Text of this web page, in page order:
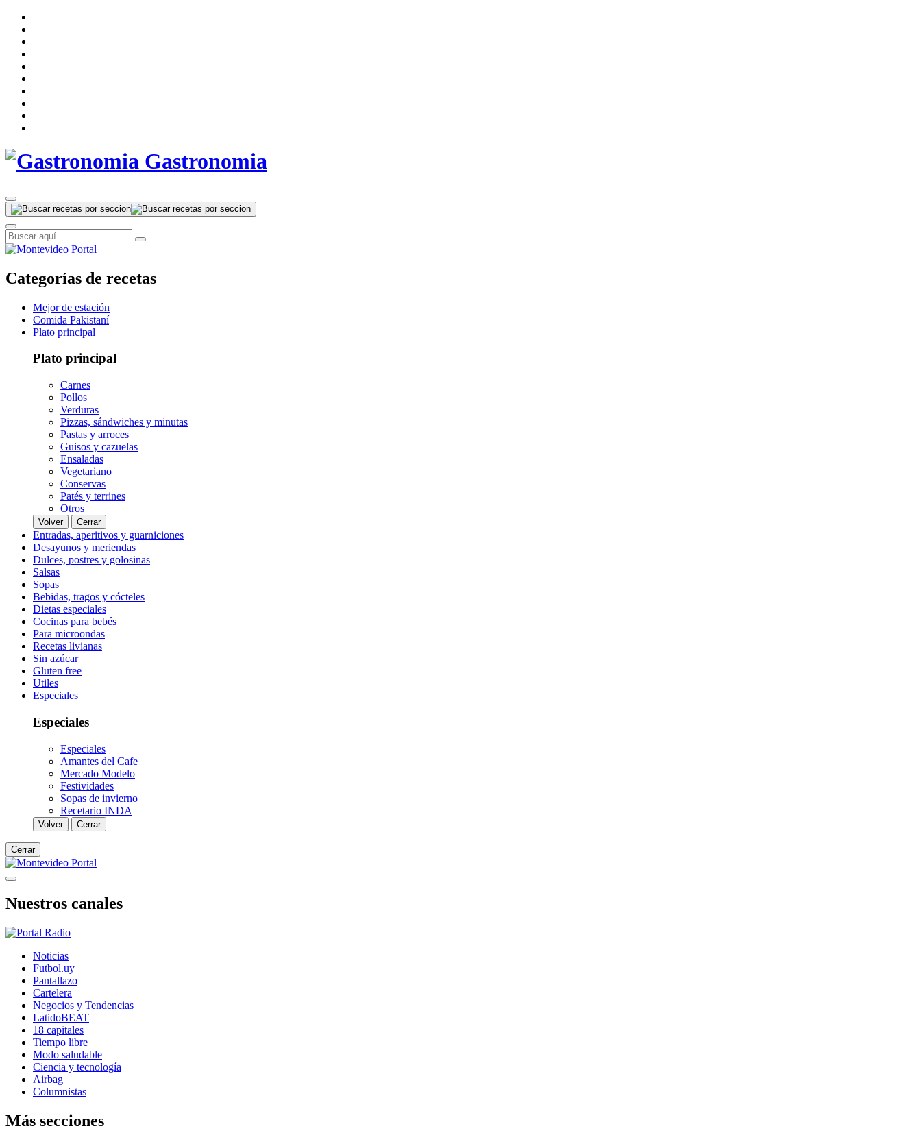
Gastronomia
Categorías de recetas
Mejor de estación
Comida Pakistaní
Plato principal
Plato principal
Carnes
Pollos
Verduras
Pizzas, sándwiches y minutas
Pastas y arroces
Guisos y cazuelas
Ensaladas
Vegetariano
Conservas
Patés y terrines
Otros
Volver Cerrar
Entradas, aperitivos y guarniciones
Desayunos y meriendas
Dulces, postres y golosinas
Salsas
Sopas
Bebidas, tragos y cócteles
Dietas especiales
Cocinas para bebés
Para microondas
Recetas livianas
Sin azúcar
Gluten free
Utiles
Especiales
Especiales
Especiales
Amantes del Cafe
Mercado Modelo
Festividades
Sopas de invierno
Recetario INDA
Volver Cerrar
Cerrar
Nuestros canales
Noticias
Futbol.uy
Pantallazo
Cartelera
Negocios y Tendencias
LatidoBEAT
18 capitales
Tiempo libre
Modo saludable
Ciencia y tecnología
Airbag
Columnistas
Más secciones